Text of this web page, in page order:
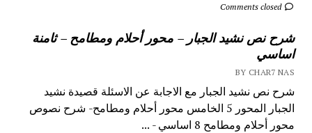
Comments closed
شرح نص نشيد الجبار – محور أحلام ومطامح – ثامنة
اساسي
BY CHAR7 NAS
شرح نص نشيد الجبار مع الاجابة عن الاسئلة قصيدة نشيد
الجبار المحور 5 الخامس محور أحلام ومطامح- شرح نصوص
محور أحلام ومطامح 8 اساسي - ...